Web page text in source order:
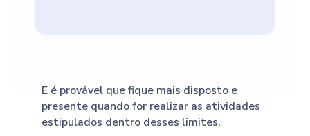
E é provável que fique mais disposto e
presente quando for realizar as atividades
estipulados dentro desses limites.